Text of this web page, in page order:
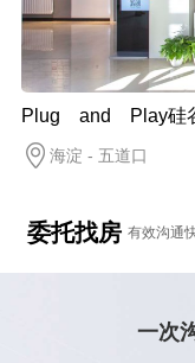
Plug and Play硅谷
海淀 - 五道口
委托找房 有效沟通
一次